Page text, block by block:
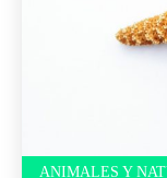
ANIMALES Y